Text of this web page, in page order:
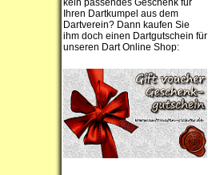
kein passendes Geschenk für
Ihren Dartkumpel aus dem
Dartverein? Dann kaufen Sie
ihm doch einen Dartgutschein für
unseren Dart Online Shop: